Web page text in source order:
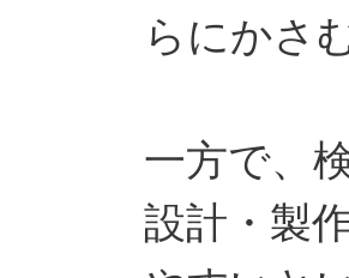
らにかさ
一方で、
設計・製